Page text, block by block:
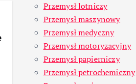
Przemysł lotniczy
Przemysł maszynowy
Przemysł medyczny
Przemysł motoryzacyjny
Przemysł papierniczy
Przemysł petrochemiczny